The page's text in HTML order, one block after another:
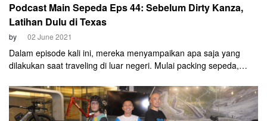
Podcast Main Sepeda Eps 44: Sebelum Dirty Kanza,
Latihan Dulu di Texas
by 02 June 2021
Dalam episode kali ini, mereka menyampaikan apa saja yang
dilakukan saat traveling di luar negeri. Mulai packing sepeda,